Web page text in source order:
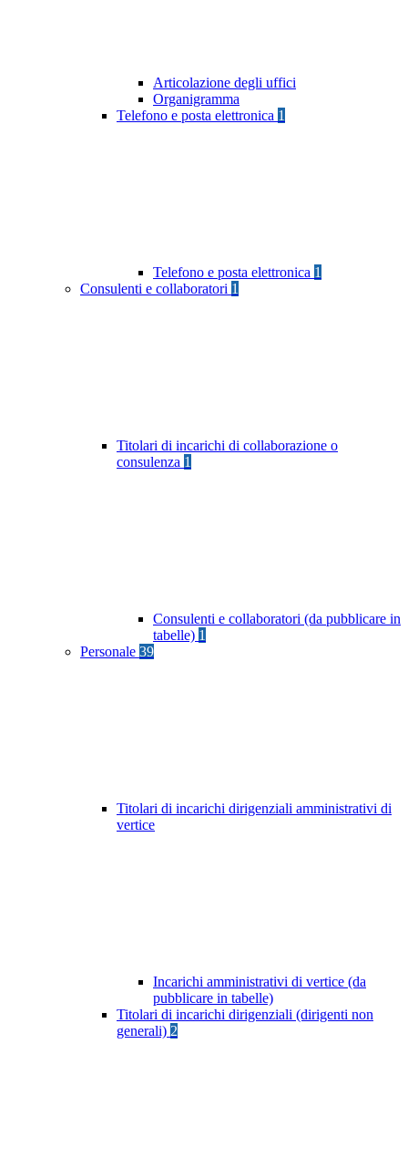
Articolazione degli uffici
Organigramma
Telefono e posta elettronica 1
Telefono e posta elettronica 1
Consulenti e collaboratori 1
Titolari di incarichi di collaborazione o
consulenza 1
Consulenti e collaboratori (da pubblicare in
tabelle) 1
Personale 39
Titolari di incarichi dirigenziali amministrativi di
vertice
Incarichi amministrativi di vertice (da
pubblicare in tabelle)
Titolari di incarichi dirigenziali (dirigenti non
generali) 2